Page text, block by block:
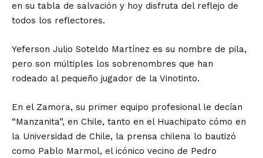
en su tabla de salvación y hoy disfruta del reflejo de
todos los reflectores.
Yeferson Julio Soteldo Martínez es su nombre de pila,
pero son múltiples los sobrenombres que han
rodeado al pequeño jugador de la Vinotinto.
En el Zamora, su primer equipo profesional le decían
“Manzanita”, en Chile, tanto en el Huachipato cómo en
la Universidad de Chile, la prensa chilena lo bautizó
como Pablo Marmol, el icónico vecino de Pedro